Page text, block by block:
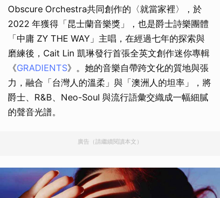
Obscure Orchestra共同創作的〈就當家裡〉，於
2022 年獲得「昆士蘭音樂獎」，也是爵士詩樂團體
「中庸 ZY THE WAY」主唱，在經過七年的探索與
磨練後，Cait Lin 凱琳發行首張全英文創作迷你專輯
《GRADIENTS》。她的音樂自帶跨文化的質地與張
力，融合「台灣人的溫柔」與「澳洲人的坦率」，將
爵士、R&B、Neo-Soul 與流行語彙交織成一幅細膩
的聲音光譜。
廣告（請繼續閱讀本文）